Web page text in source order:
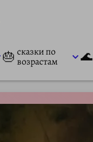
🎂 сказки по
возрастам 🌊